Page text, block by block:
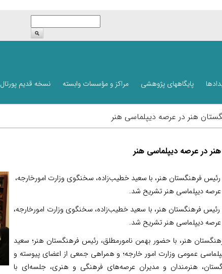
پایگاههای پژوهشی مراکز و مؤسسات وابسته نسخه قدیم پورتال
هنر در عرصه دیپلماسی هنر
در عرصه دیپلماسی هنر
رئیس فرهنگستان هنر، با سعید خطیب‌زاده، سخنگوی وزارت امورخارجه،
عرصه دیپلماسی هنر تشریح شد.
رئیس فرهنگستان هنر، با سعید خطیب‌زاده، سخنگوی وزارت امورخارجه،
عرصه دیپلماسی هنر تشریح شد.
هنر، با حضور بهمن نامورمطلق، رئیس فرهنگستان هنر؛ سعید
عمومی وزارت امور خارجه؛ و همراهی جمعی از اعضای پیوسته و
هنرمندان و مدیران عرصه‌های فرهنگی و هنری، جلسه‌ای با